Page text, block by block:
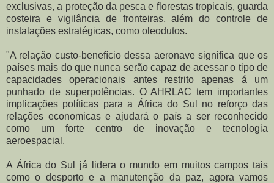
exclusivas, a proteção da pesca e florestas tropicais, guarda
costeira e vigilância de fronteiras, além do controle de
instalações estratégicas, como oleodutos.
"A relação custo-benefício dessa aeronave significa que os
países mais do que nunca serão capaz de acessar o tipo de
capacidades operacionais antes restrito apenas á um
punhado de superpotências. OAHRLAC tem importantes
implicações políticas para a África do Sul no reforço das
relações economicas e ajudará o país a ser reconhecido
como um forte centro de inovação e tecnologia
aeroespacial.
A África do Sul já lidera o mundo em muitos campos tais
como o desporto e a manutenção da paz, agora vamos